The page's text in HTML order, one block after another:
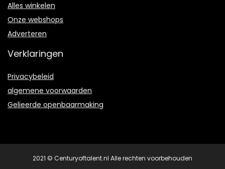
Alles winkelen
Onze webshops
Adverteren
Verklaringen
Privacybeleid
algemene voorwaarden
Gelieerde openbaarmaking
2021 © Centuryoftalent.nl Alle rechten voorbehouden